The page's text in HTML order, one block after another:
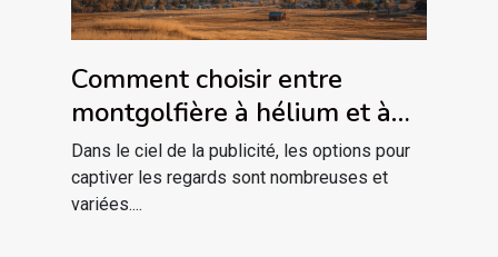
Comment choisir entre
montgolfière à hélium et à
air pulsé pour votre publicité
Dans le ciel de la publicité, les options pour
captiver les regards sont nombreuses et
variées....